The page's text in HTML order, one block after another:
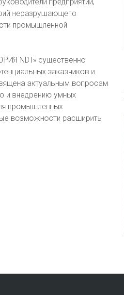
неразрушающего
промышленной
NDT» существенно
заказчиков и
актуальным вопросам
и внедрению умных
промышленных
возможности расширить